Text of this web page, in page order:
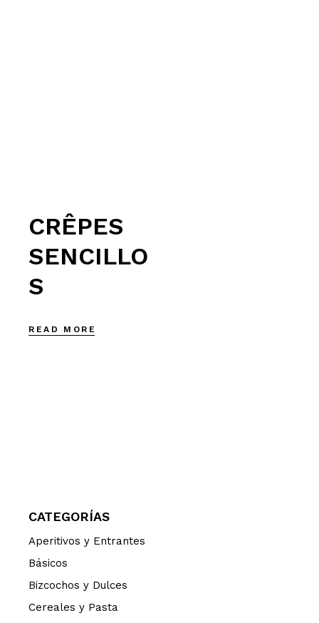
CRÊPES
SENCILLO
S
READ MORE
CATEGORÍAS
Aperitivos y Entrantes
Básicos
Bizcochos y Dulces
Cereales y Pasta